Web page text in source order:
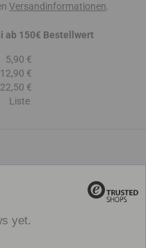
Versandinformationen
ab 150€ Bestellwert
5,90 €
12,90 €
€
Liste
yet.